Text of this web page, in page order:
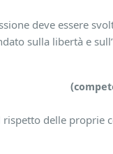
deve essere
sulla libertà e
delle proprie